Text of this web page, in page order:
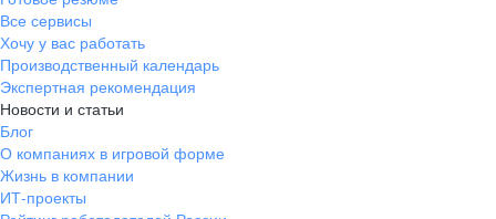
Все сервисы
Хочу у вас работать
Производственный календарь
Экспертная рекомендация
Новости и статьи
Блог
О компаниях в игровой форме
Жизнь в компании
ИТ-проекты